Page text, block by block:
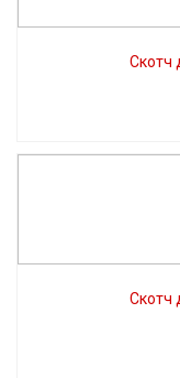
Скотч
Скотч